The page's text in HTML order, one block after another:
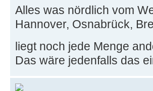
Alles was nördlich vom
Hannover, Osnabrück,
liegt noch jede Menge
Das wäre jedenfalls das